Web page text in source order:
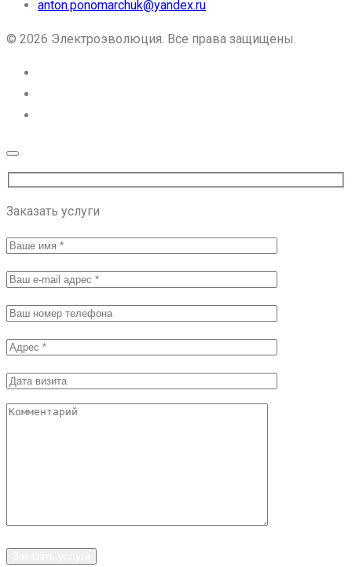
anton.ponomarchuk@yandex.ru
© 2026 Электроэволюция. Все права защищены.
Заказать услуги